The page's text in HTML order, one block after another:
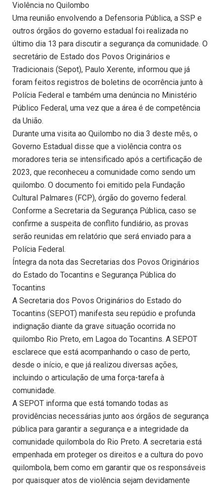
Violência no Quilombo
Uma reunião envolvendo a Defensoria Pública, a SSP e
outros órgãos do governo estadual foi realizada no
último dia 13 para discutir a segurança da comunidade. O
secretário de Estado dos Povos Originários e
Tradicionais (Sepot), Paulo Xerente, informou que já
foram feitos registros de boletins de ocorrência junto à
Polícia Federal e também uma denúncia no Ministério
Público Federal, uma vez que a área é de competência
da União.
Durante uma visita ao Quilombo no dia 3 deste mês, o
Governo Estadual disse que a violência contra os
moradores teria se intensificado após a certificação de
2023, que reconheceu a comunidade como sendo um
quilombo. O documento foi emitido pela Fundação
Cultural Palmares (FCP), órgão do governo federal.
Conforme a Secretaria da Segurança Pública, caso se
confirme a suspeita de conflito fundiário, as provas
serão reunidas em relatório que será enviado para a
Polícia Federal.
Íntegra da nota das Secretarias dos Povos Originários
do Estado do Tocantins e Segurança Pública do
Tocantins
A Secretaria dos Povos Originários do Estado do
Tocantins (SEPOT) manifesta seu repúdio e profunda
indignação diante da grave situação ocorrida no
quilombo Rio Preto, em Lagoa do Tocantins. A SEPOT
esclarece que está acompanhando o caso de perto,
desde o início, e que já realizou diversas ações,
incluindo o articulação de uma força-tarefa à
comunidade.
A SEPOT informa que está tomando todas as
providências necessárias junto aos órgãos de segurança
pública para garantir a segurança e a integridade da
comunidade quilombola do Rio Preto. A secretaria está
empenhada em proteger os direitos e a cultura do povo
quilombola, bem como em garantir que os responsáveis
por quaisquer atos de violência sejam devidamente